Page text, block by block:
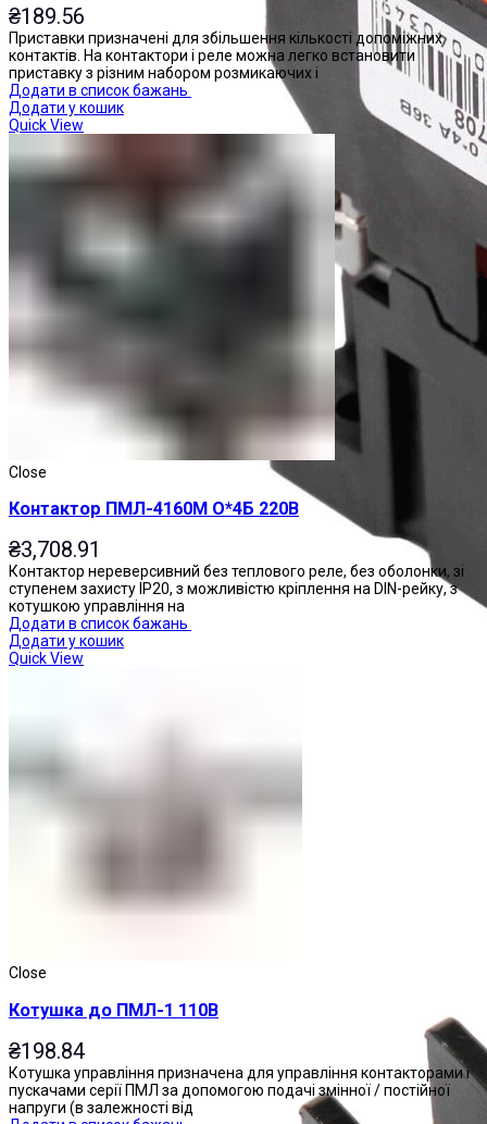
₴189.56
Приставки призначені для збільшення кількості допоміжних
контактів. На контактори і реле можна легко встановити
приставку з різним набором розмикаючих і
Додати в список бажань
Додати у кошик
Quick View
Close
Контактор ПМЛ-4160М О*4Б 220В
₴3,708.91
Контактор нереверсивний без теплового реле, без оболонки, зі
ступенем захисту IP20, з можливістю кріплення на DIN-рейку, з
котушкою управління на
Додати в список бажань
Додати у кошик
Quick View
Close
Котушка до ПМЛ-1 110В
₴198.84
Котушка управління призначена для управління контакторами і
пускачами серії ПМЛ за допомогою подачі змінної / постійної
напруги (в залежності від